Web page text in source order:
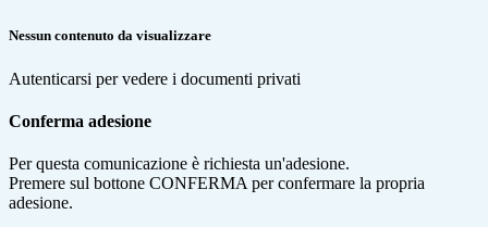
Nessun contenuto da visualizzare
Autenticarsi per vedere i documenti privati
Conferma adesione
Per questa comunicazione è richiesta un'adesione.
Premere sul bottone CONFERMA per confermare la propria
adesione.